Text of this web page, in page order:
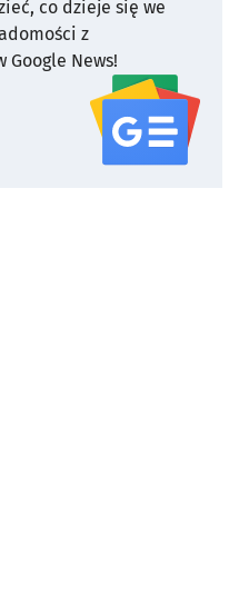
co dzieje się we
z
Google News!
serwisu